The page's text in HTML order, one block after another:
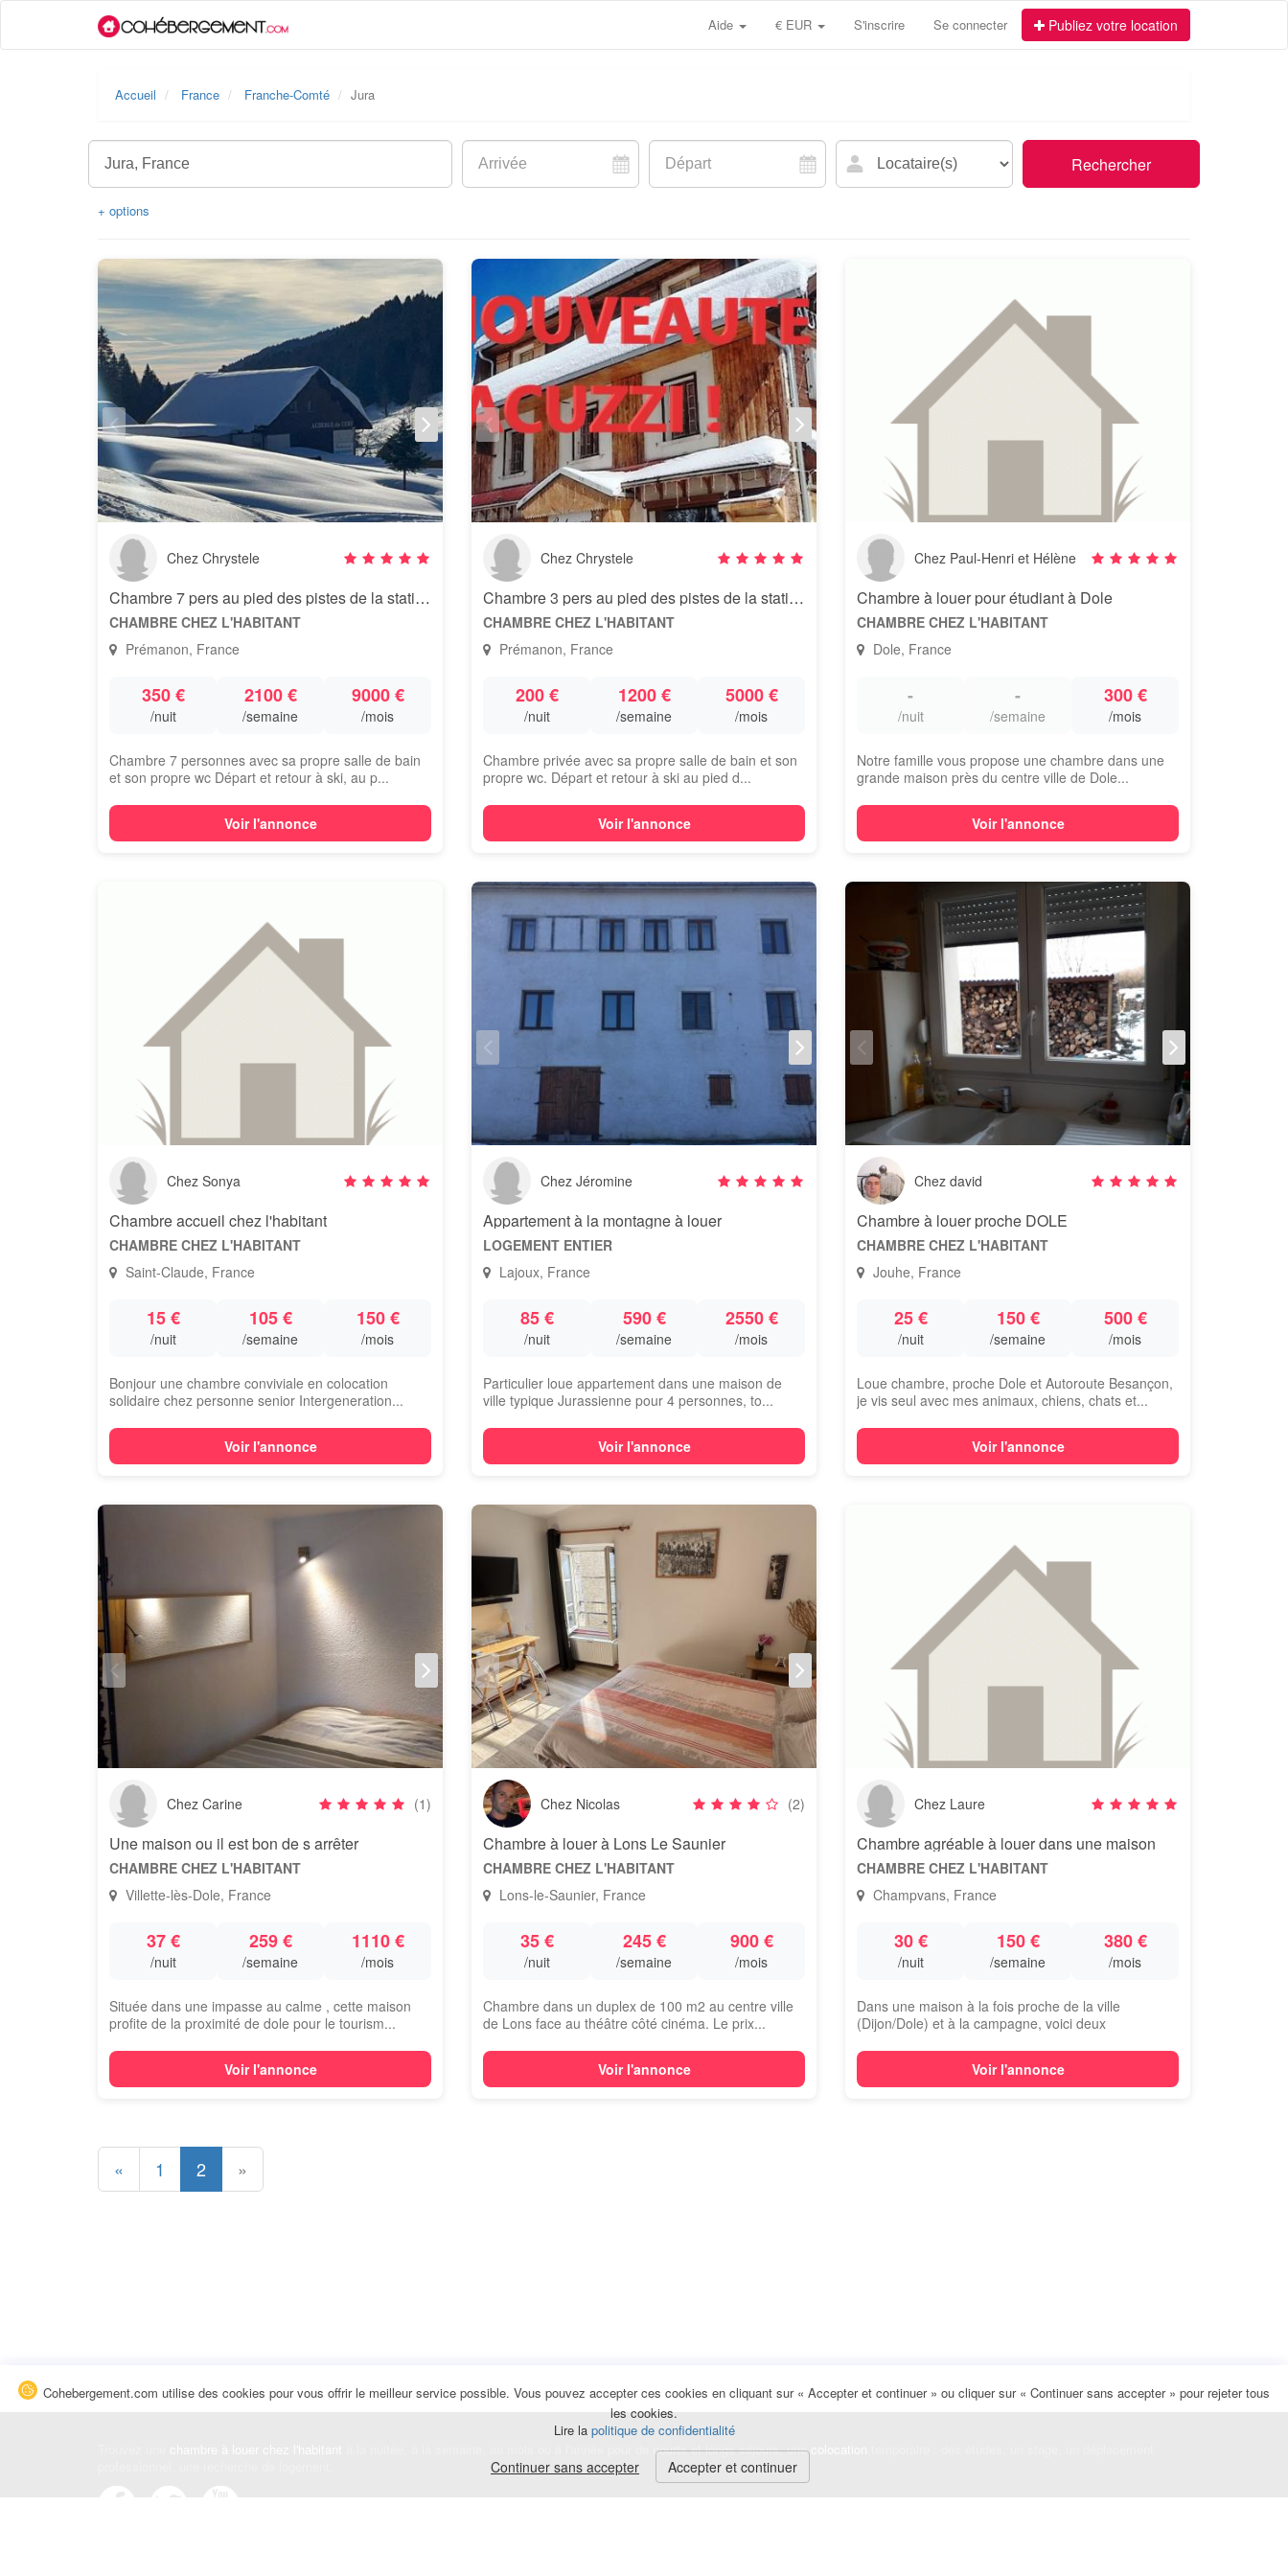
Aide € EUR S'inscrire Se connecter Publiez votre location
Accueil France Franche-Comté Jura
Rechercher
+ options
Chez Chrystele
Chambre 7 pers au pied des pistes de la station de ski des Rousses
CHAMBRE CHEZ L'HABITANT
Prémanon, France
350 €
/nuit
2100 €
/semaine
9000 €
/mois
Chambre 7 personnes avec sa propre salle de bain
et son propre wc Départ et retour à ski, au p...
Voir l'annonce
Chez Chrystele
Chambre 3 pers au pied des pistes de la station de ski des Rousses
CHAMBRE CHEZ L'HABITANT
Prémanon, France
200 €
/nuit
1200 €
/semaine
5000 €
/mois
Chambre privée avec sa propre salle de bain et son
propre wc. Départ et retour à ski au pied d...
Voir l'annonce
Chez Paul-Henri et Hélène
Chambre à louer pour étudiant à Dole
CHAMBRE CHEZ L'HABITANT
Dole, France
-
/nuit
-
/semaine
300 €
/mois
Notre famille vous propose une chambre dans une
grande maison près du centre ville de Dole...
Voir l'annonce
Chez Sonya
Chambre accueil chez l'habitant
CHAMBRE CHEZ L'HABITANT
Saint-Claude, France
15 €
/nuit
105 €
/semaine
150 €
/mois
Bonjour une chambre conviviale en colocation
solidaire chez personne senior Intergeneration...
Voir l'annonce
Chez Jéromine
Appartement à la montagne à louer
LOGEMENT ENTIER
Lajoux, France
85 €
/nuit
590 €
/semaine
2550 €
/mois
Particulier loue appartement dans une maison de
ville typique Jurassienne pour 4 personnes, to...
Voir l'annonce
Chez david
Chambre à louer proche DOLE
CHAMBRE CHEZ L'HABITANT
Jouhe, France
25 €
/nuit
150 €
/semaine
500 €
/mois
Loue chambre, proche Dole et Autoroute Besançon,
je vis seul avec mes animaux, chiens, chats et...
Voir l'annonce
Chez Carine (1)
Une maison ou il est bon de s arrêter
CHAMBRE CHEZ L'HABITANT
Villette-lès-Dole, France
37 €
/nuit
259 €
/semaine
1110 €
/mois
Située dans une impasse au calme , cette maison
profite de la proximité de dole pour le tourism...
Voir l'annonce
Chez Nicolas (2)
Chambre à louer à Lons Le Saunier
CHAMBRE CHEZ L'HABITANT
Lons-le-Saunier, France
35 €
/nuit
245 €
/semaine
900 €
/mois
Chambre dans un duplex de 100 m2 au centre ville
de Lons face au théâtre côté cinéma. Le prix...
Voir l'annonce
Chez Laure
Chambre agréable à louer dans une maison
CHAMBRE CHEZ L'HABITANT
Champvans, France
30 €
/nuit
150 €
/semaine
380 €
/mois
Dans une maison à la fois proche de la ville
(Dijon/Dole) et à la campagne, voici deux
Voir l'annonce
« 1 2 »
à la nuitée, à la semaine, au mois ou à l'année pour de courts et longs séjours, une
Cohebergement.com utilise des cookies pour vous offrir le meilleur service possible. Vous pouvez accepter ces cookies en cliquant sur « Accepter et continuer » ou cliquer sur « Continuer sans accepter » pour rejeter tous
les cookies.
Lire la politique de confidentialité
Continuer sans accepter Accepter et continuer